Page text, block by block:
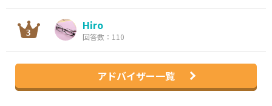
Hiro
回答数：110
アドバイザー一覧